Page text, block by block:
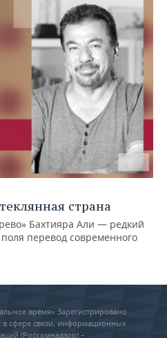
страна
Бахтияра Али — редкий
перевод современного
время» Зарегистрировано
сфере связи, информационных
(Роскомнадзор) –